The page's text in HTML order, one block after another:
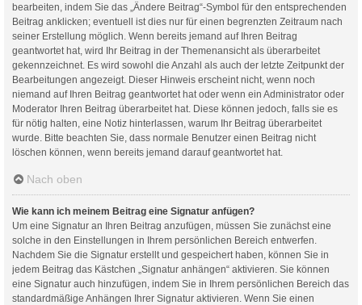
bearbeiten, indem Sie das „Ändere Beitrag“-Symbol für den entsprechenden
Beitrag anklicken; eventuell ist dies nur für einen begrenzten Zeitraum nach
seiner Erstellung möglich. Wenn bereits jemand auf Ihren Beitrag
geantwortet hat, wird Ihr Beitrag in der Themenansicht als überarbeitet
gekennzeichnet. Es wird sowohl die Anzahl als auch der letzte Zeitpunkt der
Bearbeitungen angezeigt. Dieser Hinweis erscheint nicht, wenn noch
niemand auf Ihren Beitrag geantwortet hat oder wenn ein Administrator oder
Moderator Ihren Beitrag überarbeitet hat. Diese können jedoch, falls sie es
für nötig halten, eine Notiz hinterlassen, warum Ihr Beitrag überarbeitet
wurde. Bitte beachten Sie, dass normale Benutzer einen Beitrag nicht
löschen können, wenn bereits jemand darauf geantwortet hat.
Nach oben
Wie kann ich meinem Beitrag eine Signatur anfügen?
Um eine Signatur an Ihren Beitrag anzufügen, müssen Sie zunächst eine
solche in den Einstellungen in Ihrem persönlichen Bereich entwerfen.
Nachdem Sie die Signatur erstellt und gespeichert haben, können Sie in
jedem Beitrag das Kästchen „Signatur anhängen“ aktivieren. Sie können
eine Signatur auch hinzufügen, indem Sie in Ihrem persönlichen Bereich das
standardmäßige Anhängen Ihrer Signatur aktivieren. Wenn Sie einen